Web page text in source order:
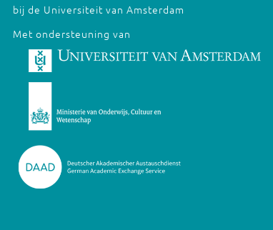
bij de Universiteit van Amsterdam
Met ondersteuning van